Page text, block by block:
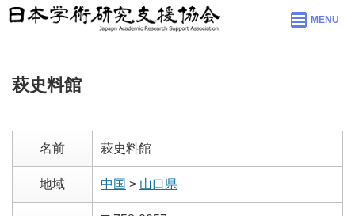
MENU
萩史料館
名前 萩史料館
地域 中国 > 山口県